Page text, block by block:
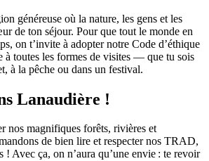
généreuse où la nature, les gens et les
de ton séjour. Pour que tout le monde en
on t’invite à adopter notre Code d’éthique
à toutes les formes de visites — que tu sois
à la pêche ou dans un festival.
Lanaudière !
nos magnifiques forêts, rivières et
de bien lire et respecter nos TRAD,
! Avec ça, on n’aura qu’une envie : te revoir